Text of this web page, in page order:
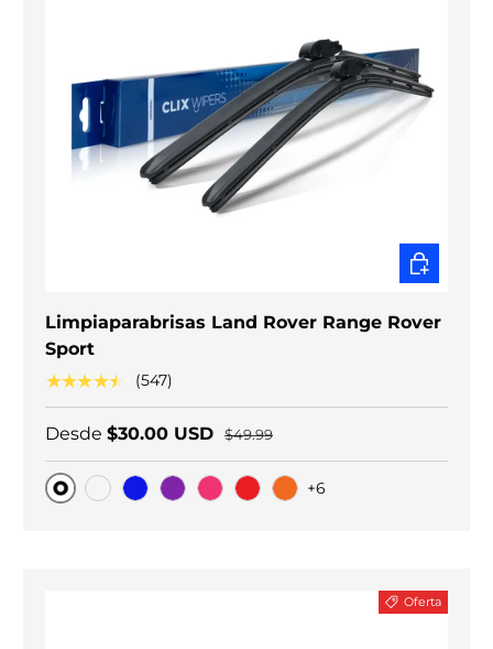
Limpiaparabrisas Land Rover Range Rover
Sport
★★★★★ (547)
Desde $30.00 USD $49.99
Original
+6
ELEGIR
Oferta